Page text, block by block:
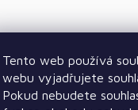
Tento web používá
webu vyjadřujete
Pokud nebudete